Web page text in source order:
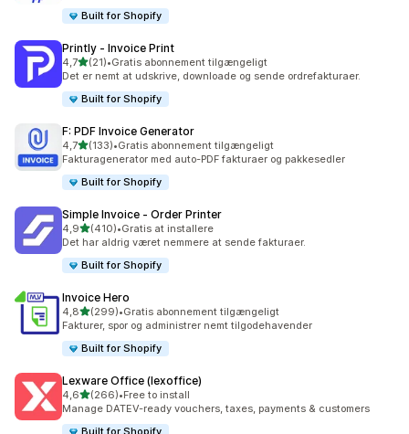
Built for Shopify
Printly ‑ Invoice Print
4,7ud af 5 stjerner
(21)
21 anmeldelser i alt
•Gratis abonnement tilgængeligt
Det er nemt at udskrive, downloade og sende ordrefakturaer.
Built for Shopify
F: PDF Invoice Generator
4,7ud af 5 stjerner
(133)
133 anmeldelser i alt
•Gratis abonnement tilgængeligt
Fakturagenerator med auto-PDF fakturaer og pakkesedler
Built for Shopify
Simple Invoice ‑ Order Printer
4,9ud af 5 stjerner
(410)
410 anmeldelser i alt
•Gratis at installere
Det har aldrig været nemmere at sende fakturaer.
Built for Shopify
Invoice Hero
4,8ud af 5 stjerner
(299)
299 anmeldelser i alt
•Gratis abonnement tilgængeligt
Fakturer, spor og administrer nemt tilgodehavender
Built for Shopify
Lexware Office (lexoffice)
4,6ud af 5 stjerner
(266)
266 anmeldelser i alt
•Free to install
Manage DATEV-ready vouchers, taxes, payments & customers